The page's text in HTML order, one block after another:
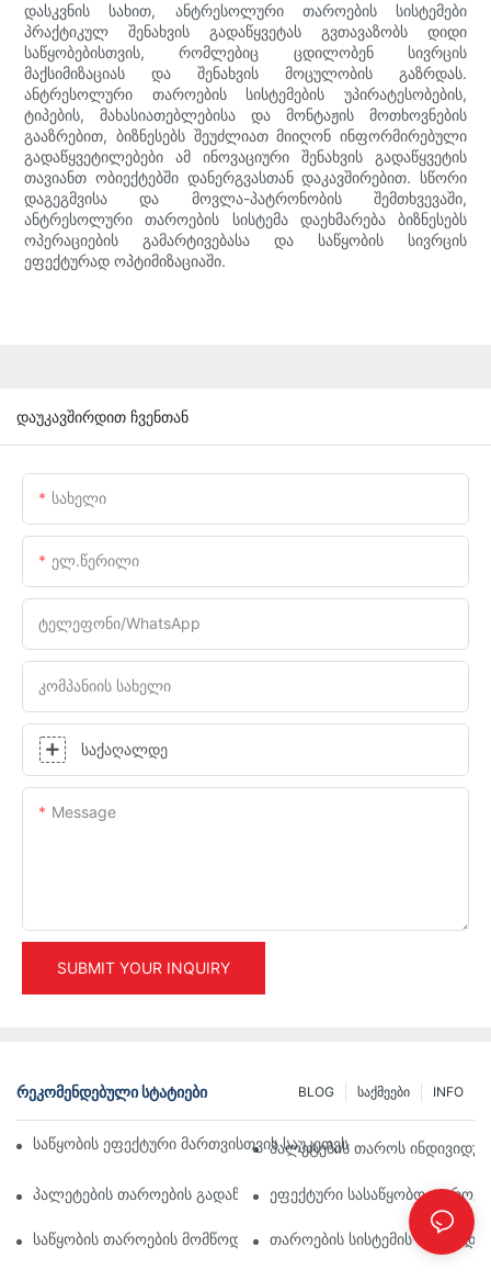
დასკვნის სახით, ანტრესოლური თაროების სისტემები
პრაქტიკულ შენახვის გადაწყვეტას გვთავაზობს დიდი
საწყობებისთვის, რომლებიც ცდილობენ სივრცის
მაქსიმიზაციას და შენახვის მოცულობის გაზრდას.
ანტრესოლური თაროების სისტემების უპირატესობების,
ტიპების, მახასიათებლებისა და მონტაჟის მოთხოვნების
გააზრებით, ბიზნესებს შეუძლიათ მიიღონ ინფორმირებული
გადაწყვეტილებები ამ ინოვაციური შენახვის გადაწყვეტის
თავიანთ ობიექტებში დანერგვასთან დაკავშირებით. სწორი
დაგეგმვისა და მოვლა-პატრონობის შემთხვევაში,
ანტრესოლური თაროების სისტემა დაეხმარება ბიზნესებს
ოპერაციების გამარტივებასა და საწყობის სივრცის
ეფექტურად ოპტიმიზაციაში.
დაუკავშირდით ჩვენთან
Სახელი
Ელ.წერილი
Ტელეფონი/WhatsApp
Კომპანიის Სახელი
Საქაღალდე
Message
SUBMIT YOUR INQUIRY
ᲠᲔᲙᲝᲛᲔᲜᲓᲔᲑᲣᲚᲘ ᲡᲢᲐᲢᲘᲔᲑᲘ INFO
Საქმეები
BLOG
Საწყობის Ეფექტური Მართვისთვის Საუკეთესო Სამრეწველო
Პალეტების Თაროს
Პალეტების Თაროების Გადაწყვეტილებების Მომავალი:
Ეფექტური Სასაწყობო
Საწყობის Თაროების Მომწოდებლები: Რას Უნდა Მიაქციოთ
Თაროების Სისტემის